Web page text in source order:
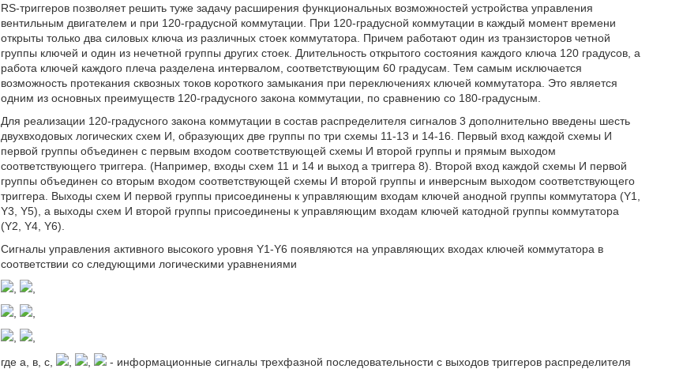
RS-триггеров позволяет решить туже задачу расширения функциональных возможностей устройства управления
вентильным двигателем и при 120-градусной коммутации. При 120-градусной коммутации в каждый момент времени
открыты только два силовых ключа из различных стоек коммутатора. Причем работают один из транзисторов четной
группы ключей и один из нечетной группы других стоек. Длительность открытого состояния каждого ключа 120 градусов, а
работа ключей каждого плеча разделена интервалом, соответствующим 60 градусам. Тем самым исключается
возможность протекания сквозных токов короткого замыкания при переключениях ключей коммутатора. Это является
одним из основных преимуществ 120-градусного закона коммутации, по сравнению со 180-градусным.
Для реализации 120-градусного закона коммутации в состав распределителя сигналов 3 дополнительно введены шесть
двухвходовых логических схем И, образующих две группы по три схемы 11-13 и 14-16. Первый вход каждой схемы И
первой группы объединен с первым входом соответствующей схемы И второй группы и прямым выходом
соответствующего триггера. (Например, входы схем 11 и 14 и выход а триггера 8). Второй вход каждой схемы И первой
группы объединен со вторым входом соответствующей схемы И второй группы и инверсным выходом соответствующего
триггера. Выходы схем И первой группы присоединены к управляющим входам ключей анодной группы коммутатора (Y1,
Y3, Y5), а выходы схем И второй группы присоединены к управляющим входам ключей катодной группы коммутатора
(Y2, Y4, Y6).
Сигналы управления активного высокого уровня Y1-Y6 появляются на управляющих входах ключей коммутатора в
соответствии со следующими логическими уравнениями
,
,
,
,
,
,
где а, в, с,
, ,
- информационные сигналы трехфазной последовательности с выходов триггеров распределителя